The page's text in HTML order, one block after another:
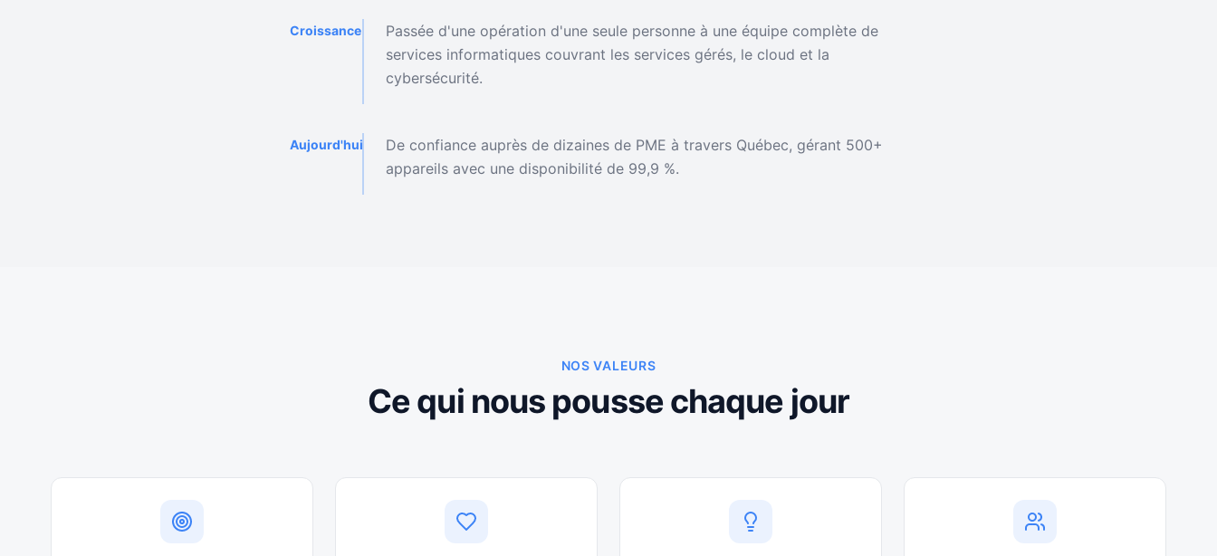
Croissance
Passée d'une opération d'une seule personne à une équipe complète de
services informatiques couvrant les services gérés, le cloud et la
cybersécurité.
Aujourd'hui
De confiance auprès de dizaines de PME à travers Québec, gérant 500+
appareils avec une disponibilité de 99,9 %.
NOS VALEURS
Ce qui nous pousse chaque jour